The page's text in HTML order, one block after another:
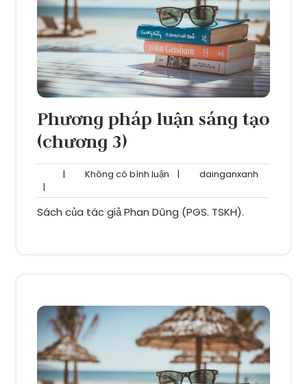
Phương pháp luận sáng tạo
(chương 3)
| Không có bình luận Không
bình
luận
| dainganxanh
|
Sách của tác giả Phan Dũng (PGS. TSKH).